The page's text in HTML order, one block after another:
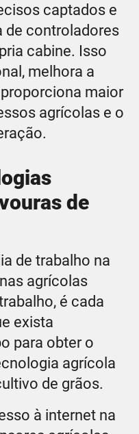
captados e
de controladores
cabine. Isso
melhora a
maior
agrícolas e o
de
de trabalho na
agrícolas
é cada
exista
para obter o
agrícola
de grãos.
à internet na